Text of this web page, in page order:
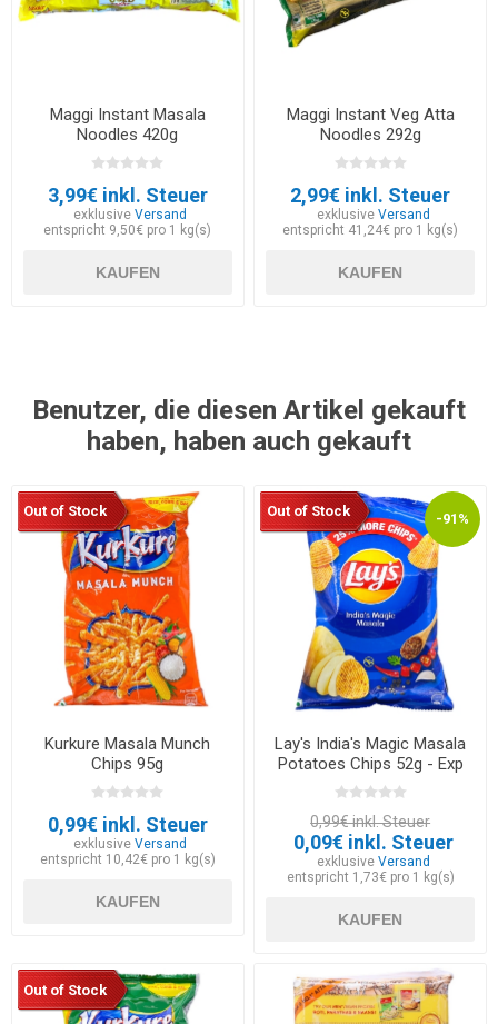
Maggi Instant Masala
Noodles 420g
3,99€ inkl. Steuer
exklusiveVersand
entspricht 9,50€ pro 1 kg(s)
KAUFEN
Maggi Instant Veg Atta
Noodles 292g
2,99€ inkl. Steuer
exklusive Versand
entspricht 41,24€ pro 1 kg(s)
KAUFEN
Benutzer, die diesen Artikel gekauft
haben, haben auch gekauft
Out of Stock
Kurkure Masala Munch
Chips 95g
0,99€ inkl. Steuer
exklusiveVersand
entspricht 10,42€ pro 1 kg(s)
KAUFEN
-91%
Out of Stock
Lay's India's Magic Masala
Potatoes Chips 52g - Exp
30.05.2026
0,99€ inkl. Steuer
0,09€ inkl. Steuer
exklusive Versand
entspricht 1,73€ pro 1 kg(s)
KAUFEN
Out of Stock